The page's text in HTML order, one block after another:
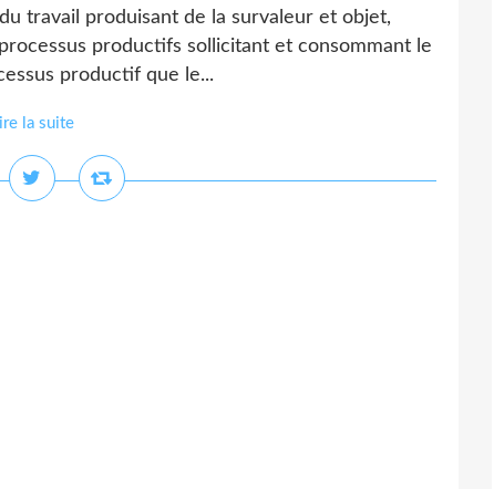
travail produisant de la survaleur et objet,
productifs sollicitant et consommant le
productif que le...
la suite